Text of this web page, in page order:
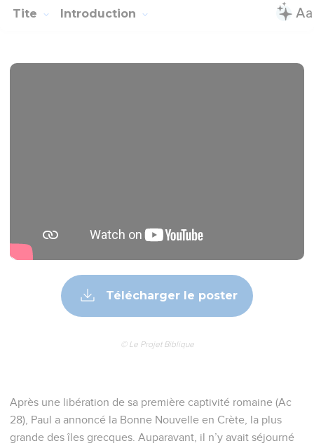
Tite Introduction
Télécharger le poster
© Le Projet Biblique
Après une libération de sa première captivité romaine (Ac
28), Paul a annoncé la Bonne Nouvelle en Crète, la plus
grande des îles grecques. Auparavant, il n’y avait séjourné